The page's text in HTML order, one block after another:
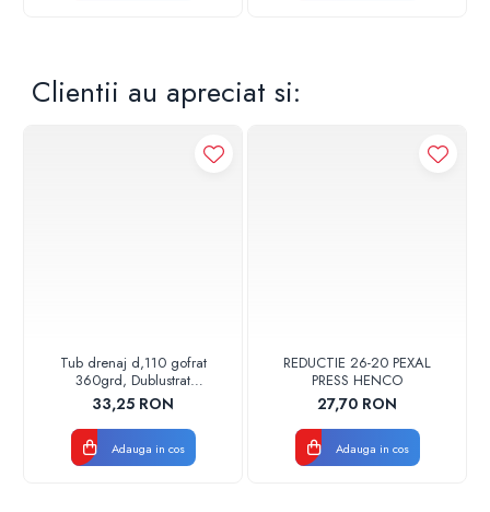
Clientii au apreciat si:
Tub drenaj d,110 gofrat
360grd, Dublustrat
verde/negru 110152 Drainkit
33,25 RON
Adauga in cos
REDUCTIE 26-20 PEXAL
PRESS HENCO
27,70 RON
Adauga in cos